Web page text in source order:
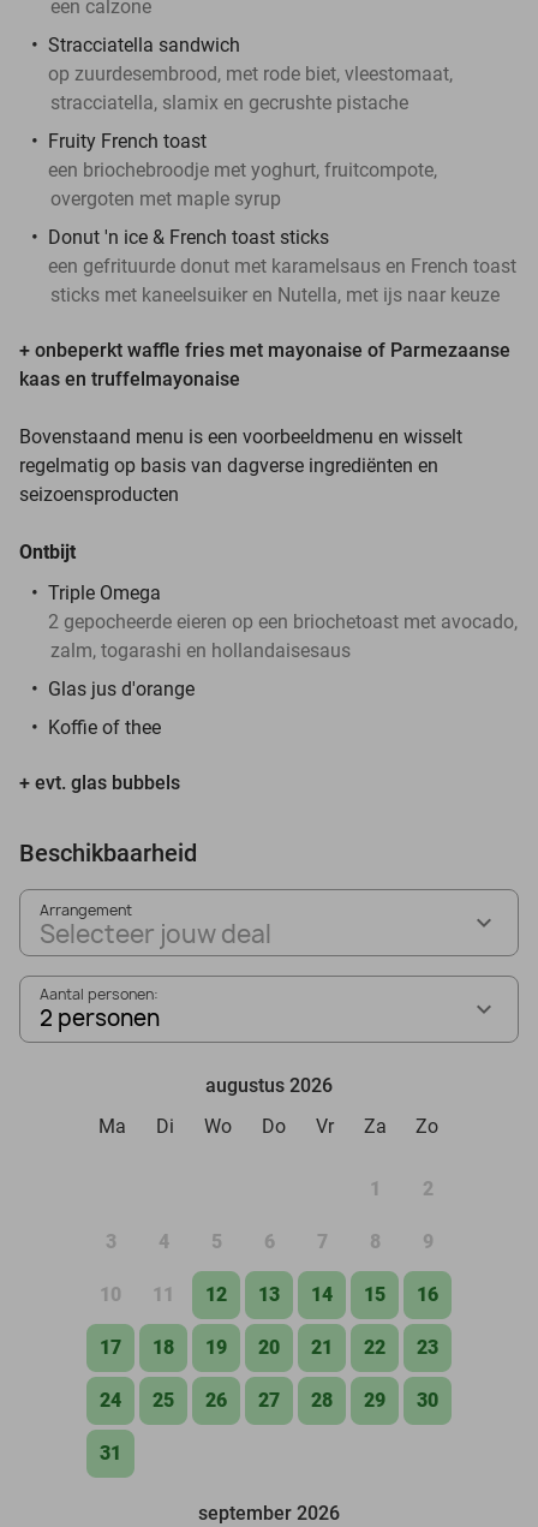
een calzone
Stracciatella sandwich
op zuurdesembrood, met rode biet, vleestomaat,
stracciatella, slamix en gecrushte pistache
Fruity French toast
een briochebroodje met yoghurt, fruitcompote,
overgoten met maple syrup
Donut 'n ice & French toast sticks
een gefrituurde donut met karamelsaus en French toast
sticks met kaneelsuiker en Nutella, met ijs naar keuze
+ onbeperkt waffle fries met mayonaise of Parmezaanse
kaas en truffelmayonaise
Bovenstaand menu is een voorbeeldmenu en wisselt
regelmatig op basis van dagverse ingrediënten en
seizoensproducten
Ontbijt
Triple Omega
2 gepocheerde eieren op een briochetoast met avocado,
zalm, togarashi en hollandaisesaus
Glas jus d'orange
Koffie of thee
+ evt. glas bubbels
Beschikbaarheid
Arrangement
Selecteer jouw deal
Aantal personen:
2 personen
augustus 2026
Ma
Di Wo Do Vr Za Zo
1 2
3 4 5 6 7 8 9
10 11 12 13 14 15 16
17 18 19 20 21 22 23
24 25 26 27 28 29 30
31
september 2026